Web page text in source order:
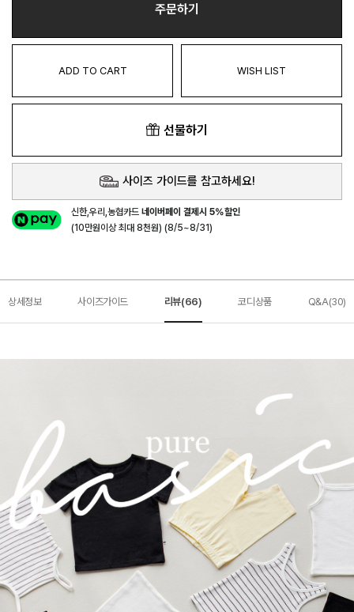
주문하기
ADD TO CART WISH LIST
선물하기
사이즈 가이드를 참고하세요!
신한,우리,농협카드네이버페이 결제시 5%할인
(10만원이상 최대 8천원) (8/5~8/31)
상세정보 사이즈가이드 리뷰(66) 코디상품 Q&A(30)